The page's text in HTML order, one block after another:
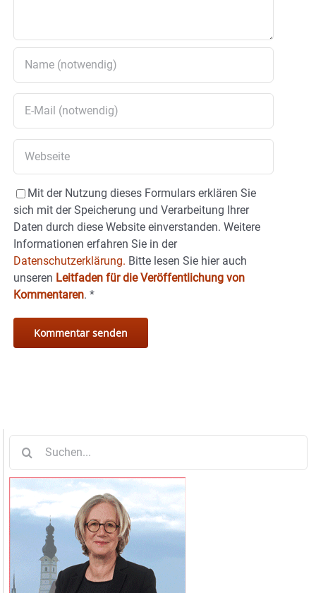
Mit der Nutzung dieses Formulars erklären Sie
sich mit der Speicherung und Verarbeitung Ihrer
Daten durch diese Website einverstanden. Weitere
Informationen erfahren Sie in der
Datenschutzerklärung. Bitte lesen Sie hier auch
unseren Leitfaden für die Veröffentlichung von
Kommentaren. *
nach: